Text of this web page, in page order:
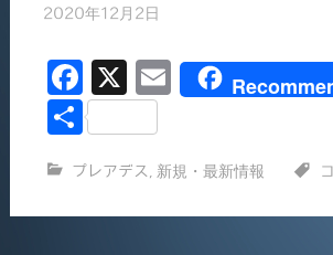
2020年12月2日
F
a
e
b
X
E
l
共
プレアデス 新規・最新情報